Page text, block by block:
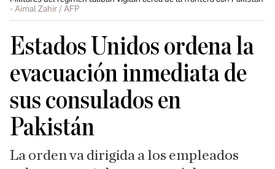
Aimal Zahir / AFP
Estados Unidos ordena la
evacuación inmediata de
sus consulados en
Pakistán
La orden va dirigida a los empleados